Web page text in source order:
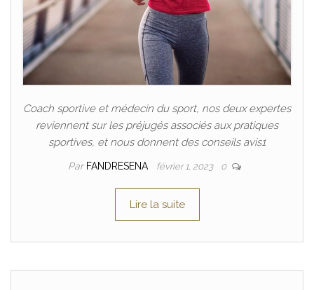
Coach sportive et médecin du sport, nos deux expertes
reviennent sur les préjugés associés aux pratiques
sportives, et nous donnent des conseils avis1
Par FANDRESENA février 1, 2023 0
Lire la suite